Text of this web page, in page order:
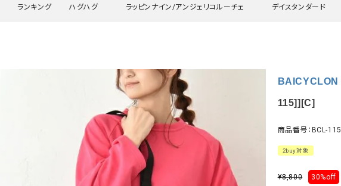
ランキング ハグハグ
スウェット・パーカー
チュニック
ラッピンナイン/アンジェリコルーチェ
シャツ・ブラウス
ベスト
ニット
タンクトップ・キャミソール
デイスタンダード
カーディガン・ベスト ワンピース
パンツ
ジャケット
グッズ
115]][C]
商品番号：BCL-115
2buy対象
¥8,800 30%off